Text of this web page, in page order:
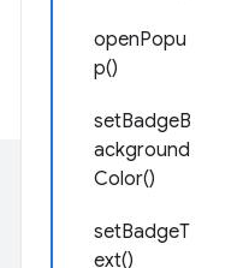
openPopu
p()
setBadgeB
ackground
Color()
setBadgeT
ext()